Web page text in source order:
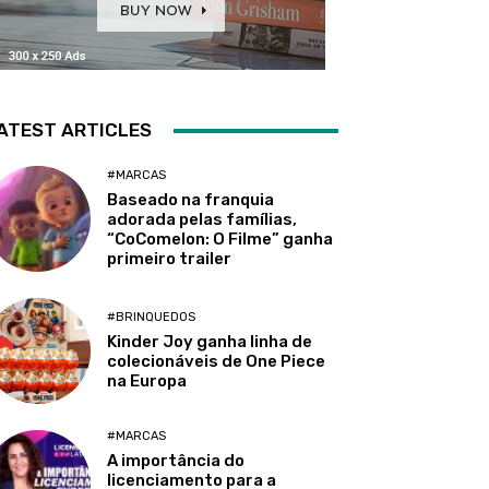
ARTICLES
#MARCAS
Baseado na franquia
adorada pelas famílias,
“CoComelon: O Filme” ganha
primeiro trailer
#BRINQUEDOS
Kinder Joy ganha linha de
colecionáveis de One Piece
na Europa
#MARCAS
A importância do
licenciamento para a